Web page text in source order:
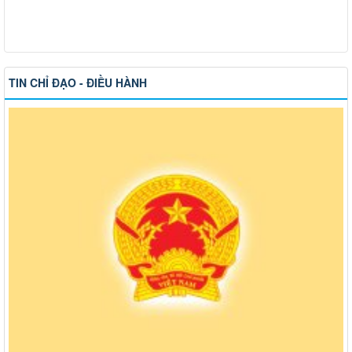
TIN CHỈ ĐẠO - ĐIỀU HÀNH